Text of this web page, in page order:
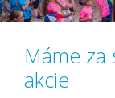
Máme za
akcie